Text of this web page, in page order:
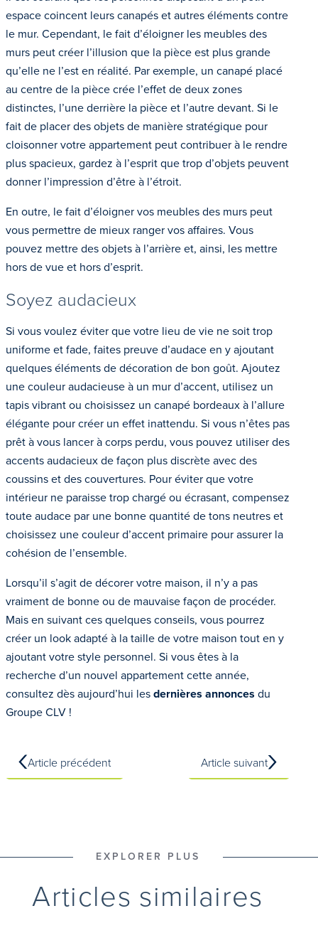
espace coincent leurs canapés et autres éléments contre
le mur. Cependant, le fait d’éloigner les meubles des
murs peut créer l’illusion que la pièce est plus grande
qu’elle ne l’est en réalité. Par exemple, un canapé placé
au centre de la pièce crée l’effet de deux zones
distinctes, l’une derrière la pièce et l’autre devant. Si le
fait de placer des objets de manière stratégique pour
cloisonner votre appartement peut contribuer à le rendre
plus spacieux, gardez à l’esprit que trop d’objets peuvent
donner l’impression d’être à l’étroit.
En outre, le fait d’éloigner vos meubles des murs peut
vous permettre de mieux ranger vos affaires. Vous
pouvez mettre des objets à l’arrière et, ainsi, les mettre
hors de vue et hors d’esprit.
Soyez audacieux
Si vous voulez éviter que votre lieu de vie ne soit trop
uniforme et fade, faites preuve d’audace en y ajoutant
quelques éléments de décoration de bon goût. Ajoutez
une couleur audacieuse à un mur d’accent, utilisez un
tapis vibrant ou choisissez un canapé bordeaux à l’allure
élégante pour créer un effet inattendu. Si vous n’êtes pas
prêt à vous lancer à corps perdu, vous pouvez utiliser des
accents audacieux de façon plus discrète avec des
coussins et des couvertures. Pour éviter que votre
intérieur ne paraisse trop chargé ou écrasant, compensez
toute audace par une bonne quantité de tons neutres et
choisissez une couleur d’accent primaire pour assurer la
cohésion de l’ensemble.
Lorsqu’il s’agit de décorer votre maison, il n’y a pas
vraiment de bonne ou de mauvaise façon de procéder.
Mais en suivant ces quelques conseils, vous pourrez
créer un look adapté à la taille de votre maison tout en y
ajoutant votre style personnel. Si vous êtes à la
recherche d’un nouvel appartement cette année,
consultez dès aujourd’hui lesdernières annonces du
Groupe CLV !
Article précédent Article suivant
EXPLORER PLUS
Articles similaires